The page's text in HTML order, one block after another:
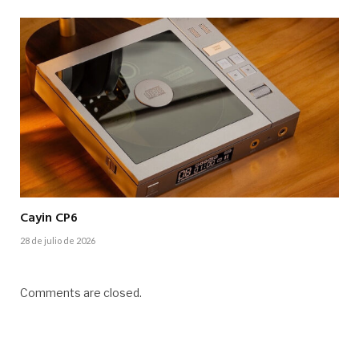
Cayin CP6
28 de julio de 2026
Comments are closed.